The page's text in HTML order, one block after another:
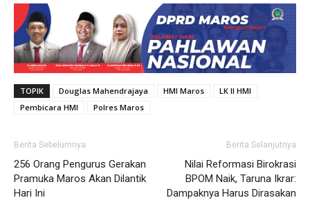
TOPIK Douglas Mahendrajaya HMI Maros
LK II HMI
Pembicara HMI
Polres Maros
Berita Sebelumnya
256 Orang Pengurus Gerakan
Pramuka Maros Akan Dilantik
Hari Ini
Berita Selanjutnya
Nilai Reformasi Birokrasi
BPOM Naik, Taruna Ikrar:
Dampaknya Harus Dirasakan